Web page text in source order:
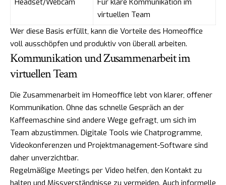
virtuellen Team
Wer diese Basis erfüllt, kann die Vorteile des Homeoffice
voll ausschöpfen und produktiv von überall arbeiten.
Kommunikation und Zusammenarbeit im
virtuellen Team
Die Zusammenarbeit im Homeoffice lebt von klarer, offener
Kommunikation. Ohne das schnelle Gespräch an der
Kaffeemaschine sind andere Wege gefragt, um sich im
Team abzustimmen. Digitale Tools wie Chatprogramme,
Videokonferenzen und Projektmanagement-Software sind
daher unverzichtbar.
Regelmäßige Meetings per Video helfen, den Kontakt zu